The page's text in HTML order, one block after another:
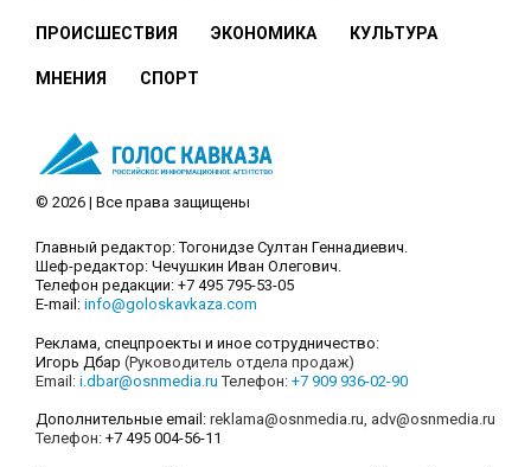
ПРОИСШЕСТВИЯ ЭКОНОМИКА КУЛЬТУРА
МНЕНИЯ СПОРТ
© 2026 | Все права защищены
Главный редактор: Тогонидзе Султан Геннадиевич.
Шеф-редактор: Чечушкин Иван Олегович.
Телефон редакции: +7 495 795-53-05
E-mail: info@goloskavkaza.com
Реклама, спецпроекты и иное сотрудничество:
Игорь Дбар (Руководитель отдела продаж)
Email: i.dbar@osnmedia.ru Телефон: +7 909 936-02-90
Дополнительные email: reklama@osnmedia.ru, adv@osnmedia.ru
Телефон: +7 495 004-56-11